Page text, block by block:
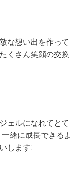
な想い出を作って
くさん笑顔の交換
ェルになれてとて
緒に成長できるよ
します!